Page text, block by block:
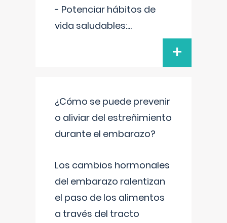
- Potenciar hábitos de
vida saludables:...
+
¿Cómo se puede prevenir
o aliviar del estreñimiento
durante el embarazo?
Los cambios hormonales
del embarazo ralentizan
el paso de los alimentos
a través del tracto